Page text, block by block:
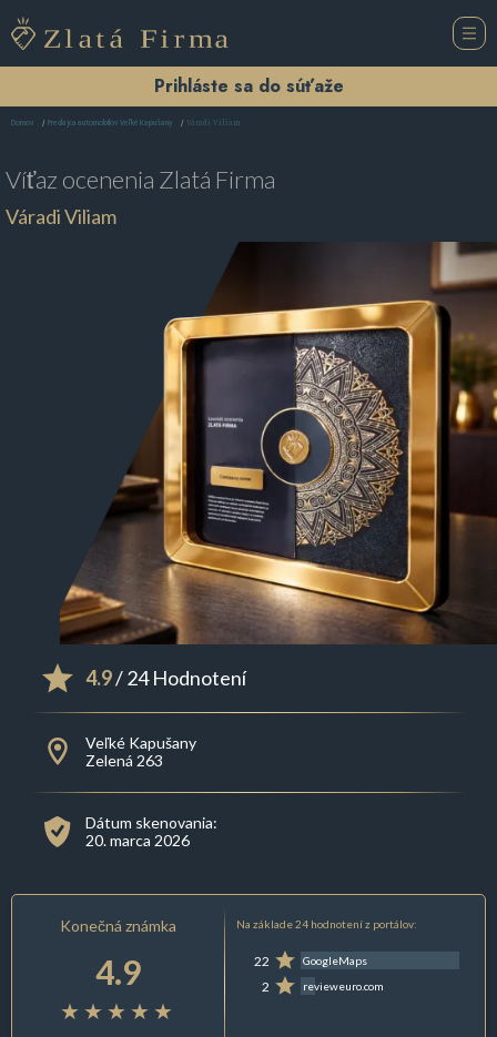
Prihláste sa do súťaže
Domov Predajca automobilov Veľké Kapušany Váradi Viliam
Víťaz ocenenia Zlatá Firma
Váradi Viliam
4.9/ 24 Hodnotení
Veľké Kapušany
Zelená 263
Dátum skenovania:
20. marca 2026
Konečná známka
4.9
Na základe 24 hodnotení z portálov:
22 GoogleMaps
2 revieweuro.com